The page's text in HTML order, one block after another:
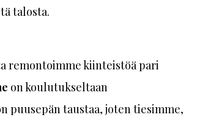
talosta.
remontoimme kiinteistöä pari
on koulutukseltaan
puusepän taustaa, joten tiesimme,